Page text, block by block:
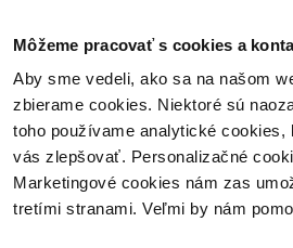
Môžeme pracovať s cookies a
Aby sme vedeli, ako sa na našom
zbierame cookies. Niektoré sú
toho používame analytické
vás zlepšovať. Personalizačné
Marketingové cookies nám zas
tretími stranami. Veľmi by nám
Poukážky Kontakt